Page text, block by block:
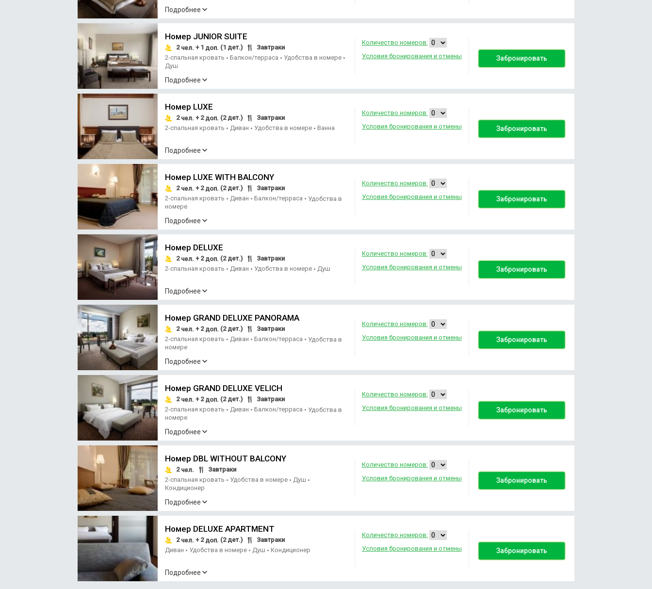
Подробнее
Номер JUNIOR SUITE
2чел. + 1 доп. (1 дет.)
Завтраки
2-спальная кровать • Балкон/терраса • Удобства в номере •
Душ
Подробнее
Количество номеров:
Условия бронирования и отмены
Забронировать
Номер LUXE
2чел. + 2доп. (2 дет.)
Завтраки
2-спальная кровать • Диван • Удобства в номере • Ванна
Подробнее
Количество номеров:
Условия бронирования и отмены
Забронировать
Номер LUXE WITH BALCONY
2чел. + 2доп. (2 дет.)
Завтраки
2-спальная кровать • Диван • Балкон/терраса • Удобства в
номере
Подробнее
Количество номеров:
Условия бронирования и отмены
Забронировать
Номер DELUXE
2чел. + 2доп. (2 дет.)
Завтраки
2-спальная кровать • Диван • Удобства в номере • Душ
Подробнее
Количество номеров:
Условия бронирования и отмены
Забронировать
Номер GRAND DELUXE PANORAMA
2чел. + 2доп. (2 дет.)
Завтраки
2-спальная кровать • Диван • Балкон/терраса • Удобства в
номере
Подробнее
Количество номеров:
Условия бронирования и отмены
Забронировать
Номер GRAND DELUXE VELICH
2чел. + 2доп. (2 дет.)
Завтраки
2-спальная кровать • Диван • Балкон/терраса • Удобства в
номере
Подробнее
Количество номеров:
Условия бронирования и отмены
Забронировать
Номер DBL WITHOUT BALCONY
2чел.
Завтраки
2-спальная кровать • Удобства в номере • Душ •
Кондиционер
Подробнее
Количество номеров:
Условия бронирования и отмены
Забронировать
Номер DELUXE APARTMENT
2чел. + 2доп. (2 дет.)
Завтраки
Диван • Удобства в номере • Душ • Кондиционер
Подробнее
Количество номеров:
Условия бронирования и отмены
Забронировать